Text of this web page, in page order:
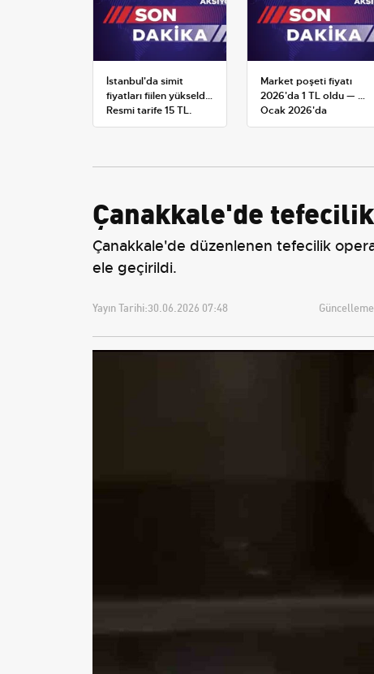
İstanbul'da simit
fiyatları fiilen yükseldi:
Resmi tarife 15 TL,
satışlar 20-25 TL'ye
Market poşeti fiyatı
2026'da 1 TL oldu — 1
Ocak 2026'da
yürürlüğe giren tarife
Çanakkale'de
Çanakkale'de düzenlenen tefecilik
ele geçirildi.
Yayın Tarihi:30.06.2026 07:48